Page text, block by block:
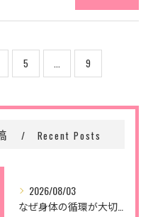
5 ... 9
Recent Posts
2026/08/03